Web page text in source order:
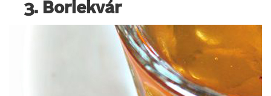
3. Borlekvár